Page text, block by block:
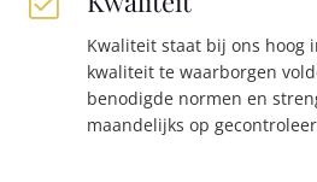
Kwaliteit staat bij ons hoog
kwaliteit te waarborgen
benodigde normen en
maandelijks op